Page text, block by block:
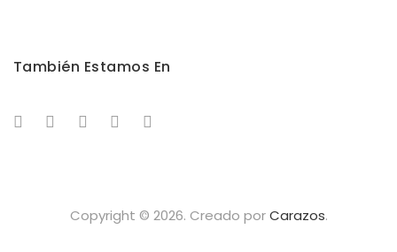
También Estamos En
Copyright © 2026. Creado porCarazos.